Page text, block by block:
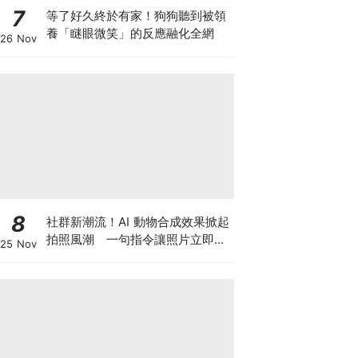
7
26 Nov
等了好久終於有家！狗狗聽到被領
養「瞇眼微笑」的反應融化全網
8
25 Nov
社群新潮流！AI 動物合成效果掀起
拍照風潮 一句指令讓照片立即升